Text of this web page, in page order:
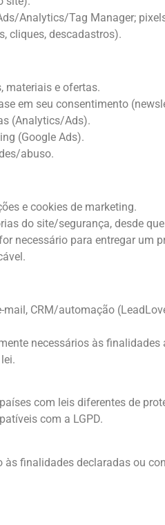
Analytics/Tag Manager;
cliques, descadastros).
materiais e ofertas.
em seu consentimento
(Analytics/Ads).
(Google Ads).
abuso.
e cookies de marketing.
do site/segurança, desde
necessário para entregar um
mail, CRM/automação
necessários às finalidades
com leis diferentes de
com a LGPD.
finalidades declaradas ou